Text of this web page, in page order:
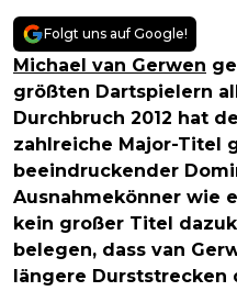
Folgt uns auf Google!
Michael van Gerwen
größten Dartspielern
Durchbruch 2012 hat
zahlreiche Major-Titel
beeindruckender
Ausnahmekönner wie
kein großer Titel
belegen, dass van
längere